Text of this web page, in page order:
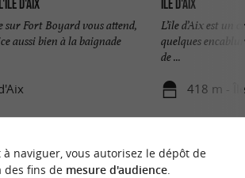
d'Aix
sur Fort Boyard vous attend,
aussi bien à la baignade
Île d'Aix
L’île d’Aix est un
quelques
de ...
418 m -
naviguer, vous autorisez le dépôt de
des fins de mesure d'audience.